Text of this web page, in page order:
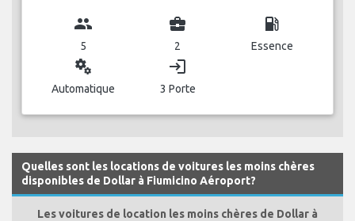
group
5
business_center
2
local_gas_station
Essence
miscellaneous_services
Automatique
login
3 Porte
Quelles sont les locations de voitures les moins chères
disponibles de Dollar à Fiumicino Aéroport?
Les voitures de location les moins chères de Dollar à